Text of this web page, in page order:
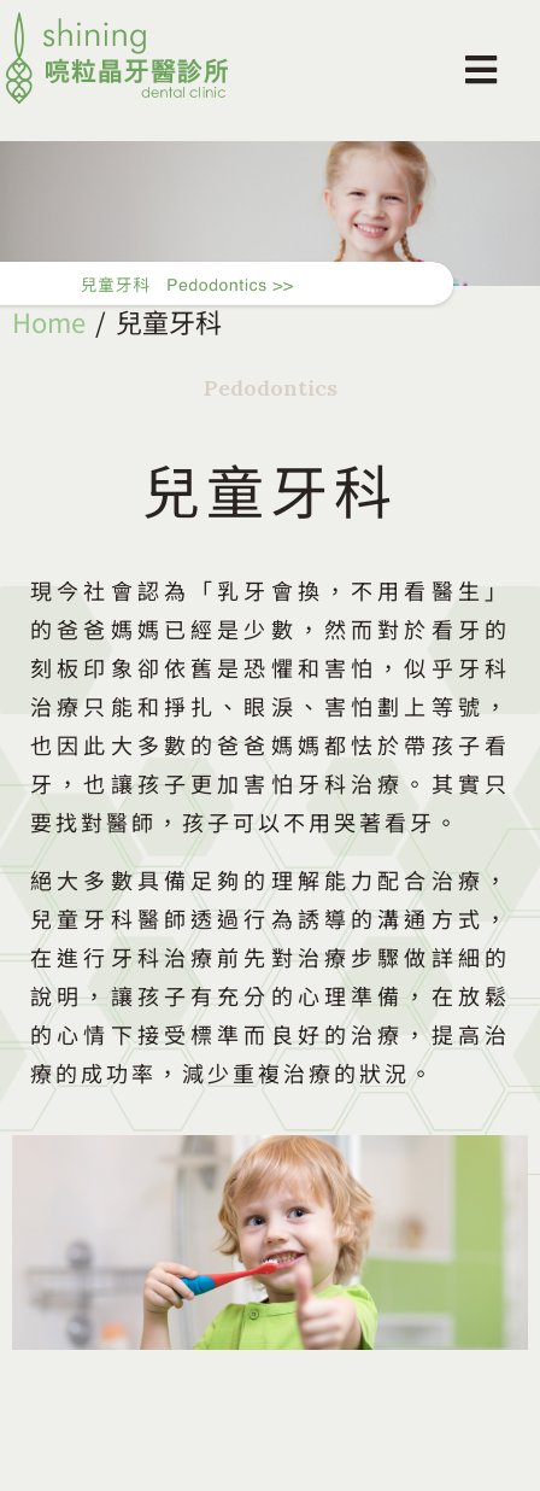
Home 兒童牙科
Pedodontics
兒童牙科
現今社會認為「乳牙會換，不用看醫生」
的爸爸媽媽已經是少數，然而對於看牙的
刻板印象卻依舊是恐懼和害怕，似乎牙科
治療只能和掙扎、眼淚、害怕劃上等號，
也因此大多數的爸爸媽媽都怯於帶孩子看
牙，也讓孩子更加害怕牙科治療。其實只
要找對醫師，孩子可以不用哭著看牙。
絕大多數具備足夠的理解能力配合治療，
兒童牙科醫師透過行為誘導的溝通方式，
在進行牙科治療前先對治療步驟做詳細的
說明，讓孩子有充分的心理準備，在放鬆
的心情下接受標準而良好的治療，提高治
療的成功率，減少重複治療的狀況。